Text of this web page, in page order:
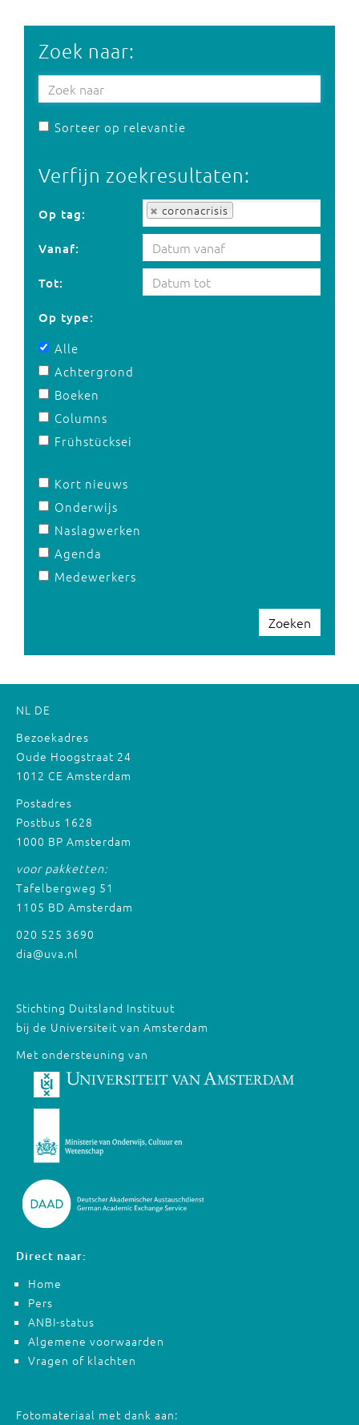
Zoek naar:
Sorteer op relevantie
Verfijn zoekresultaten:
Op tag: coronacrisis
Op tag:
Vanaf:
Tot:
Op type:
Alle
Achtergrond
Boeken
Columns
Frühstücksei
Kort nieuws
Onderwijs
Naslagwerken
Agenda
Medewerkers
Zoeken
NL DE
Bezoekadres
Oude Hoogstraat 24
1012 CE Amsterdam
Postadres
Postbus 1628
1000 BP Amsterdam
voor pakketten:
Tafelbergweg 51
1105 BD Amsterdam
020 525 3690
dia@uva.nl
Stichting Duitsland Instituut
bij de Universiteit van Amsterdam
Met ondersteuning van
Direct naar:
Home
Pers
ANBI-status
Algemene voorwaarden
Vragen of klachten
Fotomateriaal met dank aan: